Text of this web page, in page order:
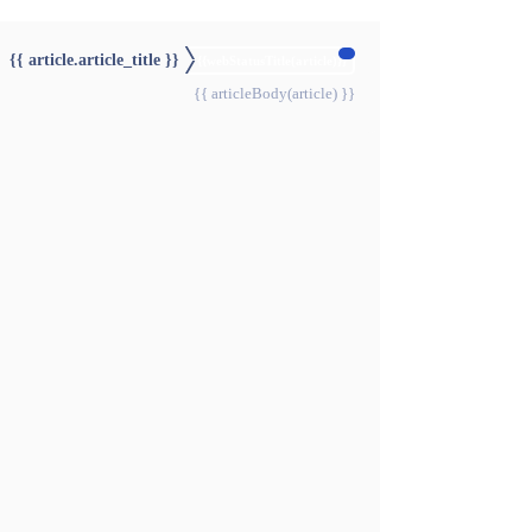
{{webStatusTitle(article)}}
{{ article.article_title }}
{{ articleBody(article) }}